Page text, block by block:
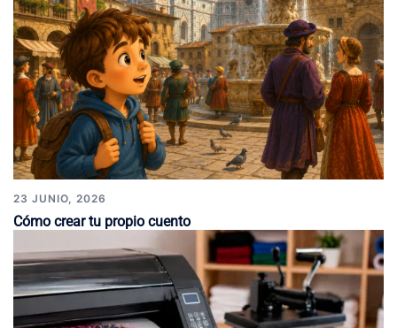
23 JUNIO, 2026
Cómo crear tu propio cuento